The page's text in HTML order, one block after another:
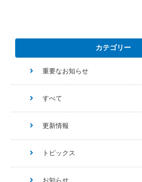
カテゴリー
重要なお知らせ
すべて
更新情報
トピックス
お知らせ